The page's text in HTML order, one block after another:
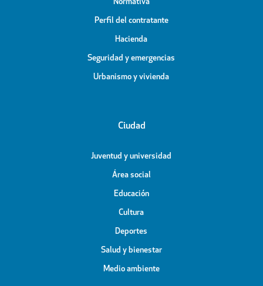
Normativa
Perfil del contratante
Hacienda
Seguridad y emergencias
Urbanismo y vivienda
Ciudad
Juventud y universidad
Área social
Educación
Cultura
Deportes
Salud y bienestar
Medio ambiente